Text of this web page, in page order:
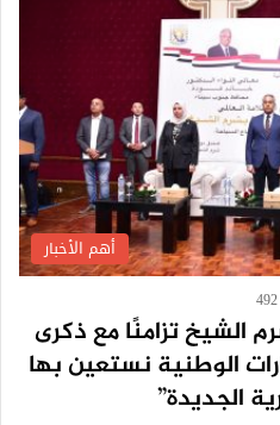
أهم الأخبار
492
الشيخ تزامنًا مع ذكرى
الوطنية نستعين بها
الجديدة”